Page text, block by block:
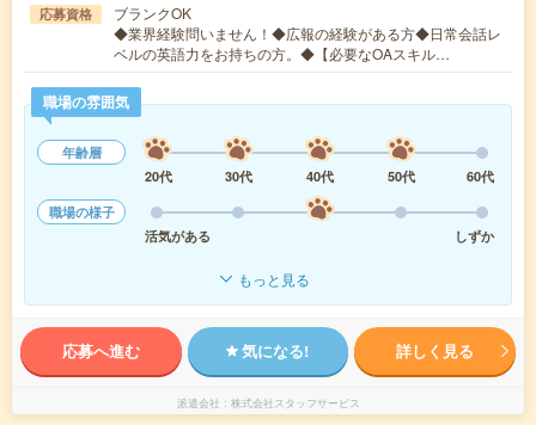
応募資格
ブランクOK
◆業界経験問いません！◆広報の経験がある方◆日常会話レ
ベルの英語力をお持ちの方。◆【必要なOAスキル…
職場の雰囲気
年齢層
20代
30代 40代 50代
60代
職場の様子
活気がある
しずか
もっと見る
応募へ進む 気になる! 詳しく見る
派遣会社 株式会社スタッフサービス